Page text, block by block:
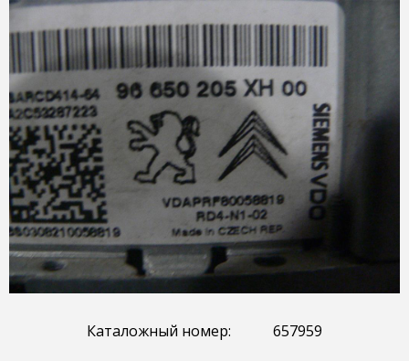
Каталожный номер:
657959